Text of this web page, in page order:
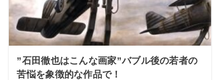
”石田徹也はこんな画家”バブル後の若者の
苦悩を象徴的な作品で！